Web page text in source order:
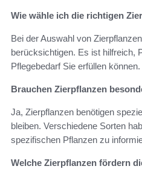
Wie wähle ich die richtigen
Bei der Auswahl von
berücksichtigen. Es ist hilfreich,
Pflegebedarf Sie erfüllen können.
Brauchen Zierpflanzen
Ja, Zierpflanzen benötigen
bleiben. Verschiedene Sorten
spezifischen Pflanzen zu
Welche Zierpflanzen fördern